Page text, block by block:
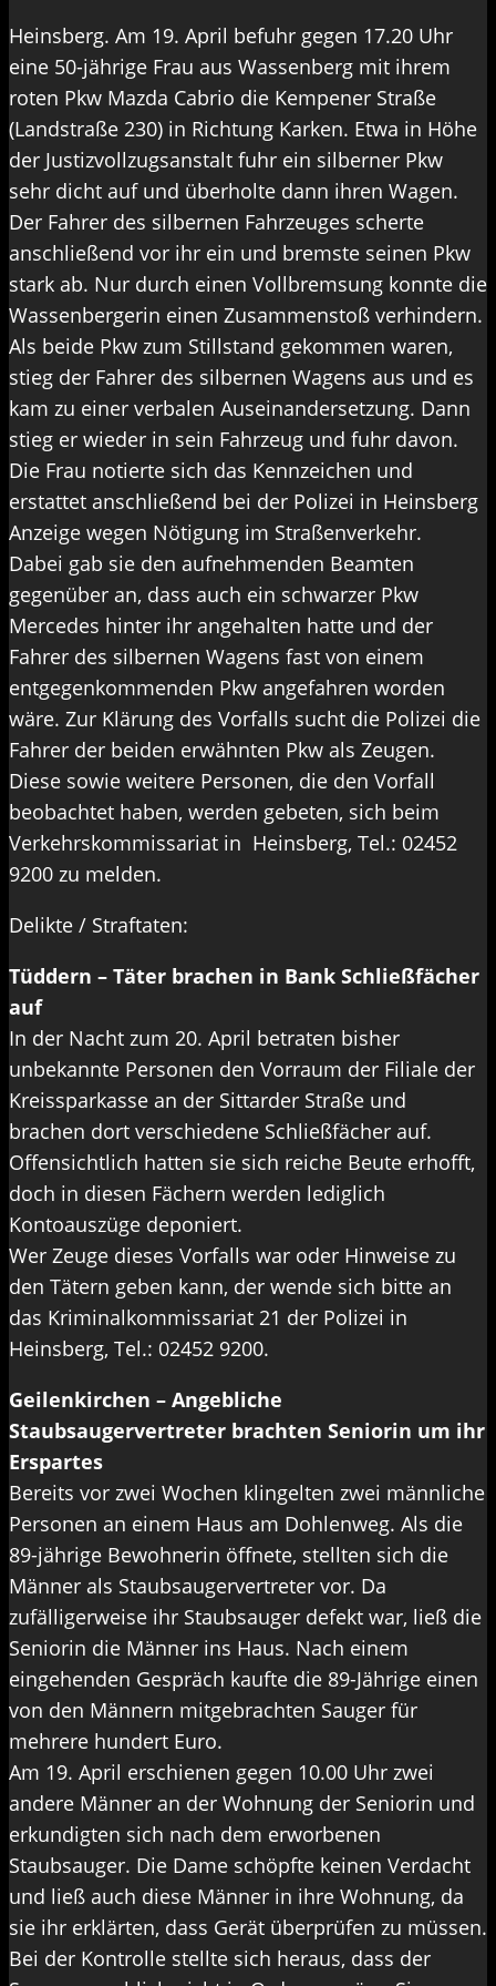
Heinsberg. Am 19. April befuhr gegen 17.20 Uhr
eine 50-jährige Frau aus Wassenberg mit ihrem
roten Pkw Mazda Cabrio die Kempener Straße
(Landstraße 230) in Richtung Karken. Etwa in Höhe
der Justizvollzugsanstalt fuhr ein silberner Pkw
sehr dicht auf und überholte dann ihren Wagen.
Der Fahrer des silbernen Fahrzeuges scherte
anschließend vor ihr ein und bremste seinen Pkw
stark ab. Nur durch einen Vollbremsung konnte die
Wassenbergerin einen Zusammenstoß verhindern.
Als beide Pkw zum Stillstand gekommen waren,
stieg der Fahrer des silbernen Wagens aus und es
kam zu einer verbalen Auseinandersetzung. Dann
stieg er wieder in sein Fahrzeug und fuhr davon.
Die Frau notierte sich das Kennzeichen und
erstattet anschließend bei der Polizei in Heinsberg
Anzeige wegen Nötigung im Straßenverkehr.
Dabei gab sie den aufnehmenden Beamten
gegenüber an, dass auch ein schwarzer Pkw
Mercedes hinter ihr angehalten hatte und der
Fahrer des silbernen Wagens fast von einem
entgegenkommenden Pkw angefahren worden
wäre. Zur Klärung des Vorfalls sucht die Polizei die
Fahrer der beiden erwähnten Pkw als Zeugen.
Diese sowie weitere Personen, die den Vorfall
beobachtet haben, werden gebeten, sich beim
Verkehrskommissariat in Heinsberg, Tel.: 02452
9200 zu melden.
Delikte / Straftaten:
Tüddern – Täter brachen in Bank Schließfächer
auf
In der Nacht zum 20. April betraten bisher
unbekannte Personen den Vorraum der Filiale der
Kreissparkasse an der Sittarder Straße und
brachen dort verschiedene Schließfächer auf.
Offensichtlich hatten sie sich reiche Beute erhofft,
doch in diesen Fächern werden lediglich
Kontoauszüge deponiert.
Wer Zeuge dieses Vorfalls war oder Hinweise zu
den Tätern geben kann, der wende sich bitte an
das Kriminalkommissariat 21 der Polizei in
Heinsberg, Tel.: 02452 9200.
Geilenkirchen – Angebliche
Staubsaugervertreter brachten Seniorin um ihr
Erspartes
Bereits vor zwei Wochen klingelten zwei männliche
Personen an einem Haus am Dohlenweg. Als die
89-jährige Bewohnerin öffnete, stellten sich die
Männer als Staubsaugervertreter vor. Da
zufälligerweise ihr Staubsauger defekt war, ließ die
Seniorin die Männer ins Haus. Nach einem
eingehenden Gespräch kaufte die 89-Jährige einen
von den Männern mitgebrachten Sauger für
mehrere hundert Euro.
Am 19. April erschienen gegen 10.00 Uhr zwei
andere Männer an der Wohnung der Seniorin und
erkundigten sich nach dem erworbenen
Staubsauger. Die Dame schöpfte keinen Verdacht
und ließ auch diese Männer in ihre Wohnung, da
sie ihr erklärten, dass Gerät überprüfen zu müssen.
Bei der Kontrolle stellte sich heraus, dass der